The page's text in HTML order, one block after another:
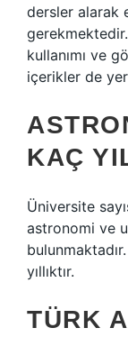
dersler alarak
kullanımı ve
içerikler de
KAÇ
Üniversite
astronomi ve
yıllıktır.
TÜRK